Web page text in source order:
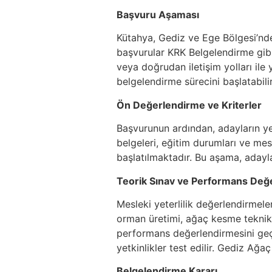
Başvuru Aşaması
Kütahya, Gediz ve Ege
başvurular KRK Belgelendirme
veya doğrudan iletişim yolları ile
belgelendirme sürecini
Ön Değerlendirme ve Kriterler
Başvurunun ardından, adayların
belgeleri, eğitim durumları ve
başlatılmaktadır. Bu aşama,
Teorik Sınav ve Performans
Mesleki yeterlilik
orman üretimi, ağaç kesme
performans değerlendirmesini
yetkinlikler test edilir. Gediz Ağaç